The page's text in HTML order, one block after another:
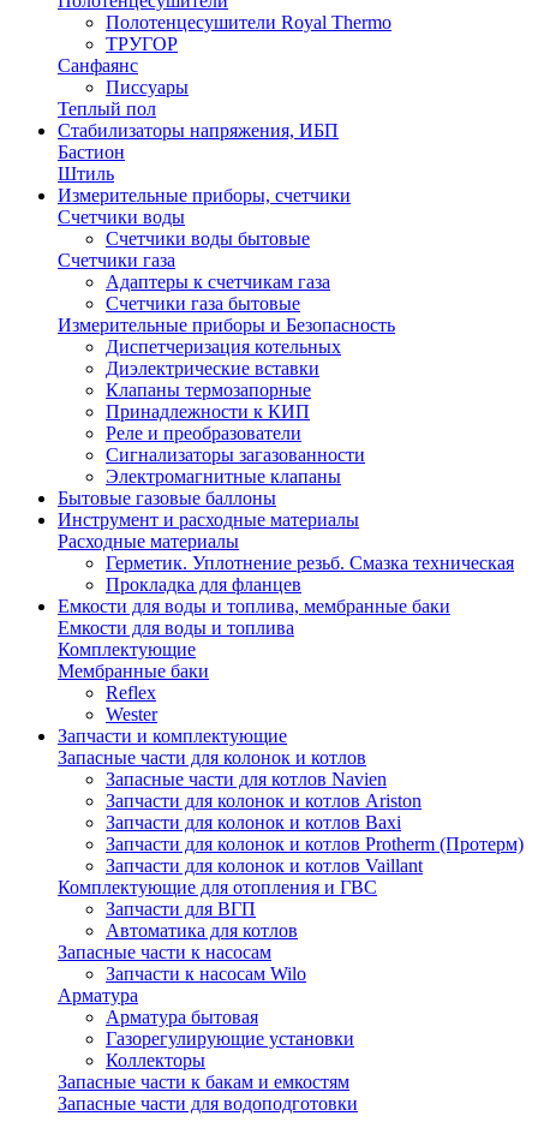
Полотенцесушители Royal Thermo
ТРУГОР
Санфаянс
Писсуары
Теплый пол
Стабилизаторы напряжения, ИБП
Бастион
Штиль
Измерительные приборы, счетчики
Счетчики воды
Счетчики воды бытовые
Счетчики газа
Адаптеры к счетчикам газа
Счетчики газа бытовые
Измерительные приборы и Безопасность
Диспетчеризация котельных
Диэлектрические вставки
Клапаны термозапорные
Принадлежности к КИП
Реле и преобразователи
Сигнализаторы загазованности
Электромагнитные клапаны
Бытовые газовые баллоны
Инструмент и расходные материалы
Расходные материалы
Герметик. Уплотнение резьб. Смазка техническая
Прокладка для фланцев
Емкости для воды и топлива, мембранные баки
Емкости для воды и топлива
Комплектующие
Мембранные баки
Reflex
Wester
Запчасти и комплектующие
Запасные части для колонок и котлов
Запасные части для котлов Navien
Запчасти для колонок и котлов Ariston
Запчасти для колонок и котлов Baxi
Запчасти для колонок и котлов Protherm (Протерм)
Запчасти для колонок и котлов Vaillant
Комплектующие для отопления и ГВС
Запчасти для ВГП
Автоматика для котлов
Запасные части к насосам
Запчасти к насосам Wilo
Арматура
Арматура бытовая
Газорегулирующие установки
Коллекторы
Запасные части к бакам и емкостям
Запасные части для водоподготовки